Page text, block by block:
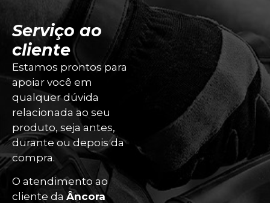
Serviço ao
cliente
Estamos prontos para
apoiar você em
qualquer dúvida
relacionada ao seu
produto, seja antes,
durante ou depois da
compra.
O atendimento ao
cliente daÂncora